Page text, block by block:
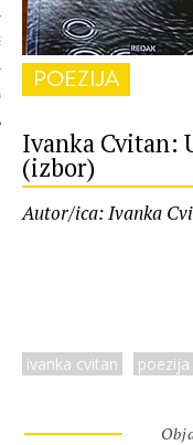
POEZIJA
Ivanka Cvitan:
(izbor)
Autor/ica: Ivanka
ivanka cvitan poezija